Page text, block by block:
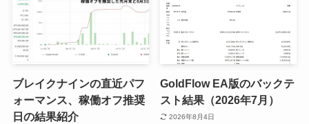
ブレイクナインの直近パフ
ォーマンス、稼働オフ推奨
日の結果紹介
GoldFlow EA版のバックテ
スト結果（2026年7月）
2026年8月4日